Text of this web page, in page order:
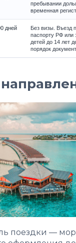
пребывании
временная
дней
Без визы. Въезд
паспорту РФ или
детей до 14 лет
порядок
поездки —